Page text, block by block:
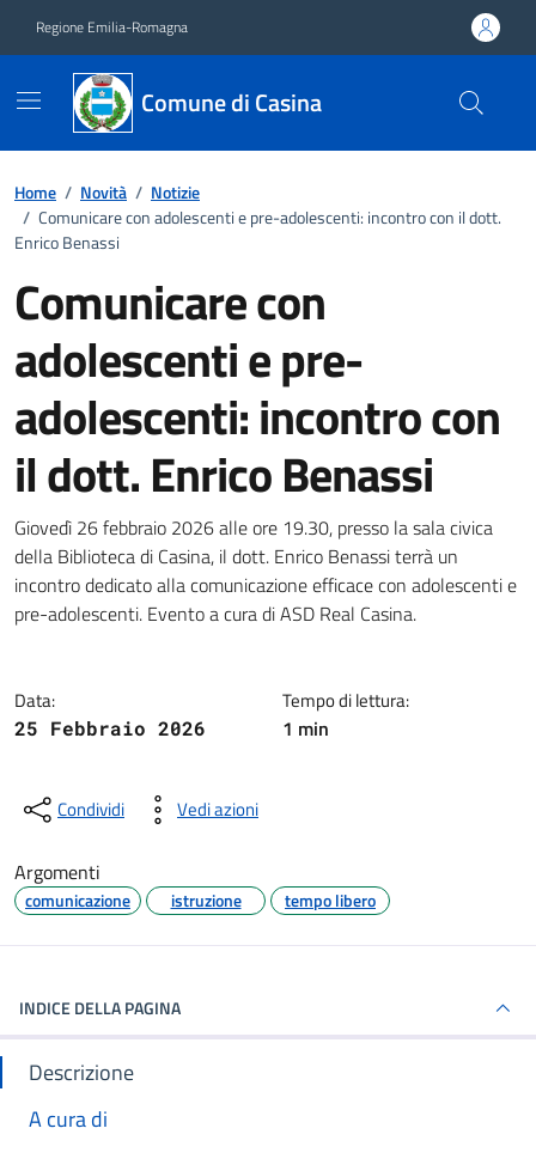
Regione Emilia-Romagna
Comune di Casina
Home / Novità / Notizie
/ Comunicare con adolescenti e pre-adolescenti: incontro con il dott.
Enrico Benassi
Comunicare con
adolescenti e pre-
adolescenti: incontro con
il dott. Enrico Benassi
Dettagli della notizia
Giovedì 26 febbraio 2026 alle ore 19.30, presso la sala civica
della Biblioteca di Casina, il dott. Enrico Benassi terrà un
incontro dedicato alla comunicazione efficace con adolescenti e
pre-adolescenti. Evento a cura di ASD Real Casina.
Data:
25 Febbraio 2026
Tempo di lettura:
1 min
Condividi Vedi azioni
Argomenti
comunicazione istruzione tempo libero
INDICE DELLA PAGINA
Descrizione
A cura di